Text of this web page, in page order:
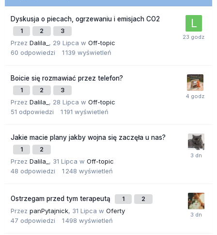
Dyskusja o piecach, ogrzewaniu i emisjach CO2
1 2 3
Przez Dalila_ , 29 Lipca w Off-topic
60 odpowiedzi 1 139 wyświetleń
Boicie się rozmawiać przez telefon?
1 2 3
Przez Dalila_ , 28 Lipca w Off-topic
51 odpowiedzi 1 191 wyświetleń
Jakie macie plany jakby wojna się zaczęła u nas?
1 2
Przez Dalila_ , 31 Lipca w Off-topic
48 odpowiedzi 1 248 wyświetleń
Ostrzegam przed tym terapeutą 1 2
Przez panPytajnick, 31 Lipca w Oferty
47 odpowiedzi 1 498 wyświetleń